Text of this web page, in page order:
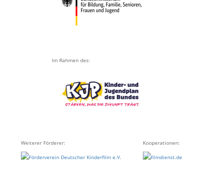
Im Rahmen des:
Weiterer Förderer: Kooperationen: